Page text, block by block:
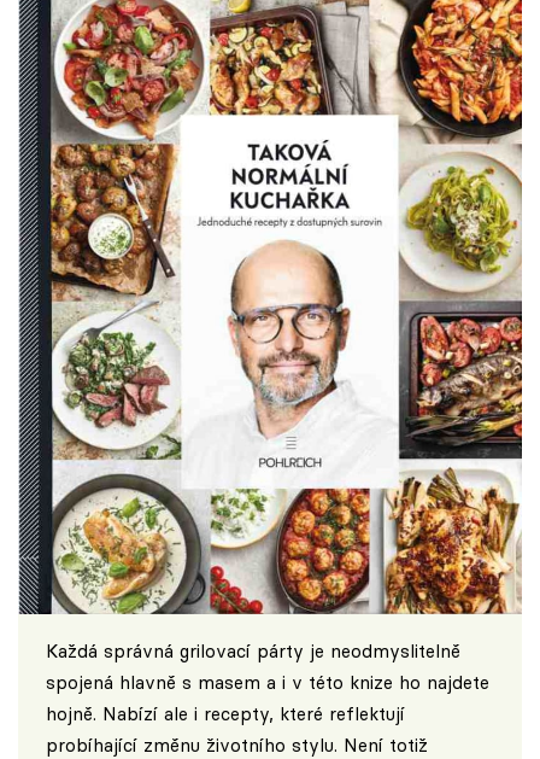
Každá správná grilovací párty je neodmyslitelně
spojená hlavně s masem a i v této knize ho najdete
hojně. Nabízí ale i recepty, které reflektují
probíhající změnu životního stylu. Není totiž